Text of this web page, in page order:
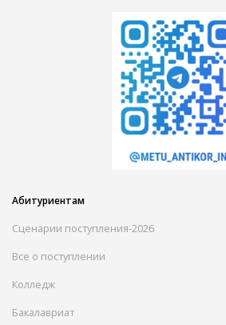
Абитуриентам
Сценарии поступления-2026
Все о поступлении
Колледж
Бакалавриат